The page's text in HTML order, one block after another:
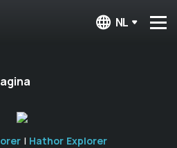
NL
| Hathor Explorer